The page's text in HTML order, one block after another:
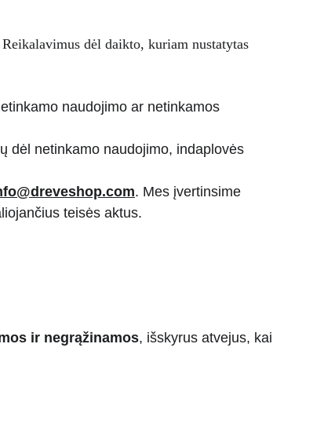
dėl daikto, kuriam nustatytas
naudojimo ar netinkamos
dėl netinkamo naudojimo, indaplovės
. Mes įvertinsime
teisės aktus.
ir negrąžinamos, išskyrus atvejus, kai